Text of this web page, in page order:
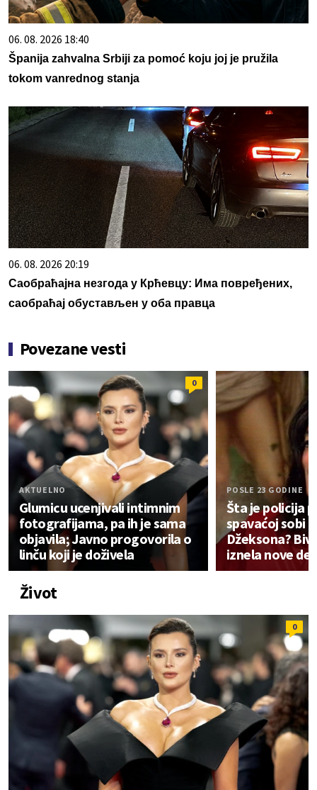
06. 08. 2026 18:40
Španija zahvalna Srbiji za pomoć koju joj je pružila
tokom vanrednog stanja
06. 08. 2026 20:19
Саобраћајна незгода у Крћевцу: Има повређених,
саобраћај обустављен у оба правца
Povezane vesti
0
AKTUELNO
Glumicu ucenjivali intimnim
fotografijama, pa ih je sama
objavila; Javno progovorila o
linču koji je doživela
POSLE 23 GODINE
Šta je policija
spavaćoj sobi
Džeksona?
iznela nove
Život
0